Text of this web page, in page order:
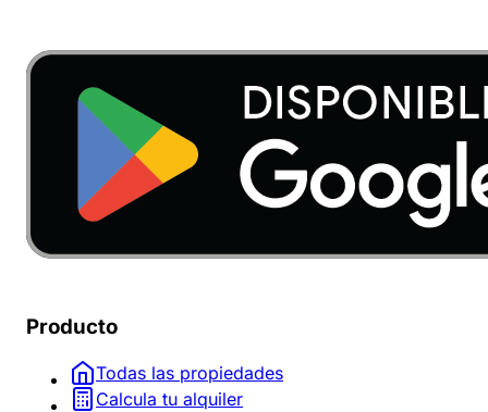
Producto
Todas las propiedades
Calcula tu alquiler